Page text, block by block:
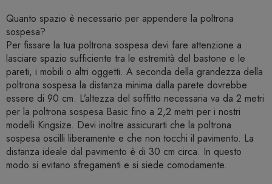
Quanto spazio è necessario per appendere la poltrona
sospesa?
Per fissare la tua poltrona sospesa devi fare attenzione a
lasciare spazio sufficiente tra le estremità del bastone e le
pareti, i mobili o altri oggetti. A seconda della grandezza della
poltrona sospesa la distanza minima dalla parete dovrebbe
essere di 90 cm. L’altezza del soffitto necessaria va da 2 metri
per la poltrona sospesa Basic fino a 2,2 metri per i nostri
modelli Kingsize. Devi inoltre assicurarti che la poltrona
sospesa oscilli liberamente e che non tocchi il pavimento. La
distanza ideale dal pavimento è di 30 cm circa. In questo
modo si evitano sfregamenti e si siede comodamente.